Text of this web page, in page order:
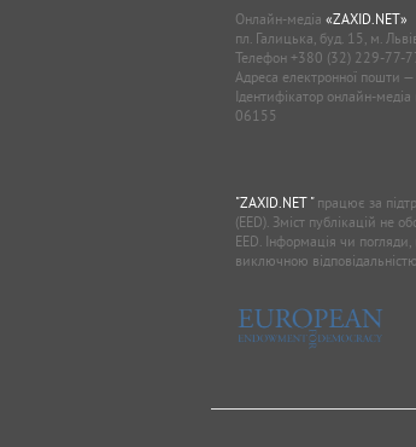
Онлайн-медіа «ZAXID.NET»
пл. Галицька, буд. 15, м.
Телефон +380 (32) 229-77-
Адреса електронної пошти —
Ідентифікатор онлайн-
06155
"ZAXID.NET "працює за
(EED). Зміст публікацій не
EED. Інформація чи погляди,
виключною